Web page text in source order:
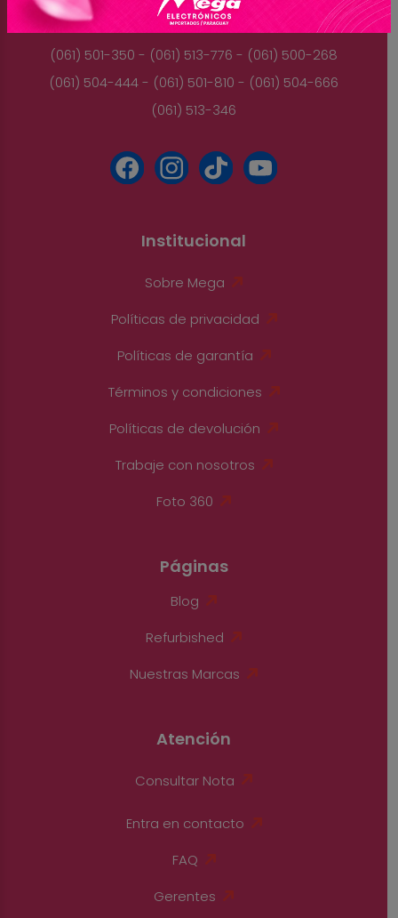
Paraguay
(061) 501-350 - (061) 513-776 - (061) 500-268
(061) 504-444 - (061) 501-810 - (061) 504-666
(061) 513-346
Institucional
Sobre Mega
Políticas de privacidad
Políticas de garantía
Términos y condiciones
Políticas de devolución
Trabaje con nosotros
Foto 360
Páginas
Blog
Refurbished
Nuestras Marcas
Atención
Consultar Nota
Entra en contacto
FAQ
Gerentes